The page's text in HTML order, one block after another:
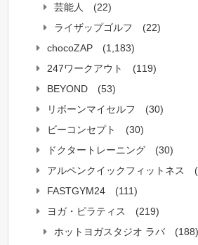
芸能人
(22)
ライザップゴルフ
(22)
chocoZAP
(1,183)
247ワークアウト
(119)
BEYOND
(53)
リボーンマイセルフ
(30)
ビーコンセプト
(30)
ドクタートレーニング
(30)
アルペンクイックフィットネス
FASTGYM24
(111)
ヨガ・ピラティス
(219)
ホットヨガスタジオ ラバ
(188)